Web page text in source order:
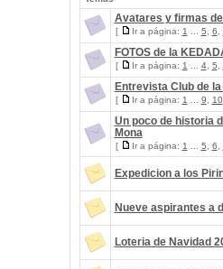
Avatares y firmas
[ Ir a página: 1 5 6
FOTOS de la
[ Ir a página: 1 4, 5
Entrevista Club de
[ Ir a página: 1 9 10,
Un poco de historia
Mona
[ Ir a página: 1 5 6
Expedicion a los
Nueve aspirantes a
Loteria de Navidad